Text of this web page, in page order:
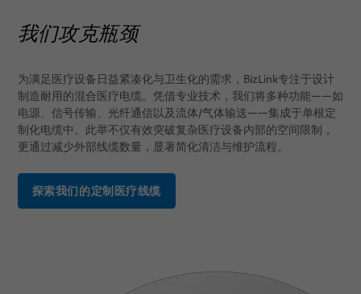
我们攻克瓶颈
为满足医疗设备日益紧凑化与卫生化的需求，BizLink专注于设计
制造耐用的混合医疗电缆。凭借专业技术，我们将多种功能——如
电源、信号传输、光纤通信以及流体/气体输送——集成于单根定
制化电缆中。此举不仅有效突破复杂医疗设备内部的空间限制，
更通过减少外部线缆数量，显著简化清洁与维护流程。
探索我们的定制医疗线缆